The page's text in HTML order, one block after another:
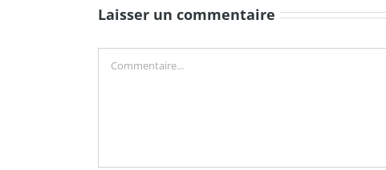
Laisser un commentaire